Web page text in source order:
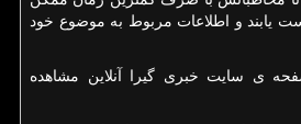
یابند و اطلاعات مربوط به موضوع خود
ی سایت خبری گیرا آنلاین مشاهده